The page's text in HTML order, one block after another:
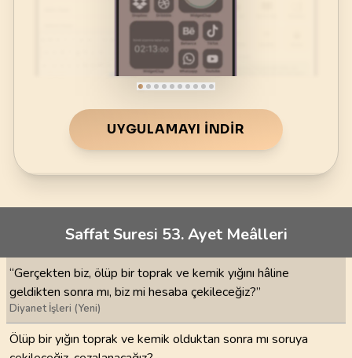
UYGULAMAYI İNDIR
Saffat Suresi 53. Ayet Meâlleri
“Gerçekten biz, ölüp bir toprak ve kemik yığını hâline
geldikten sonra mı, biz mi hesaba çekileceğiz?”
Diyanet İşleri (Yeni)
Ölüp bir yığın toprak ve kemik olduktan sonra mı soruya